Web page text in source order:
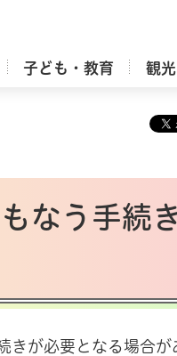
子ども・教育 観
なう手続
が必要となる場合が